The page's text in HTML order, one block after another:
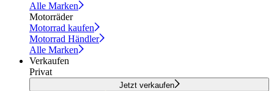
Alle Marken
Motorräder
Motorrad kaufen
Motorrad Händler
Alle Marken
Verkaufen
Privat
Jetzt verkaufen